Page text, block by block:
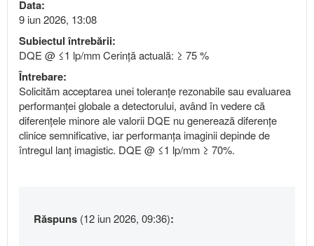
Data:
9 iun 2026, 13:08
Subiectul întrebării:
DQE @ ≤1 lp/mm Cerință actuală: ≥ 75 %
Întrebare:
Solicităm acceptarea unei toleranțe rezonabile sau evaluarea
performanței globale a detectorului, având în vedere că
diferențele minore ale valorii DQE nu generează diferențe
clinice semnificative, iar performanța imaginii depinde de
întregul lanț imagistic. DQE @ ≤1 lp/mm ≥ 70%.
Răspuns (12 iun 2026, 09:36):